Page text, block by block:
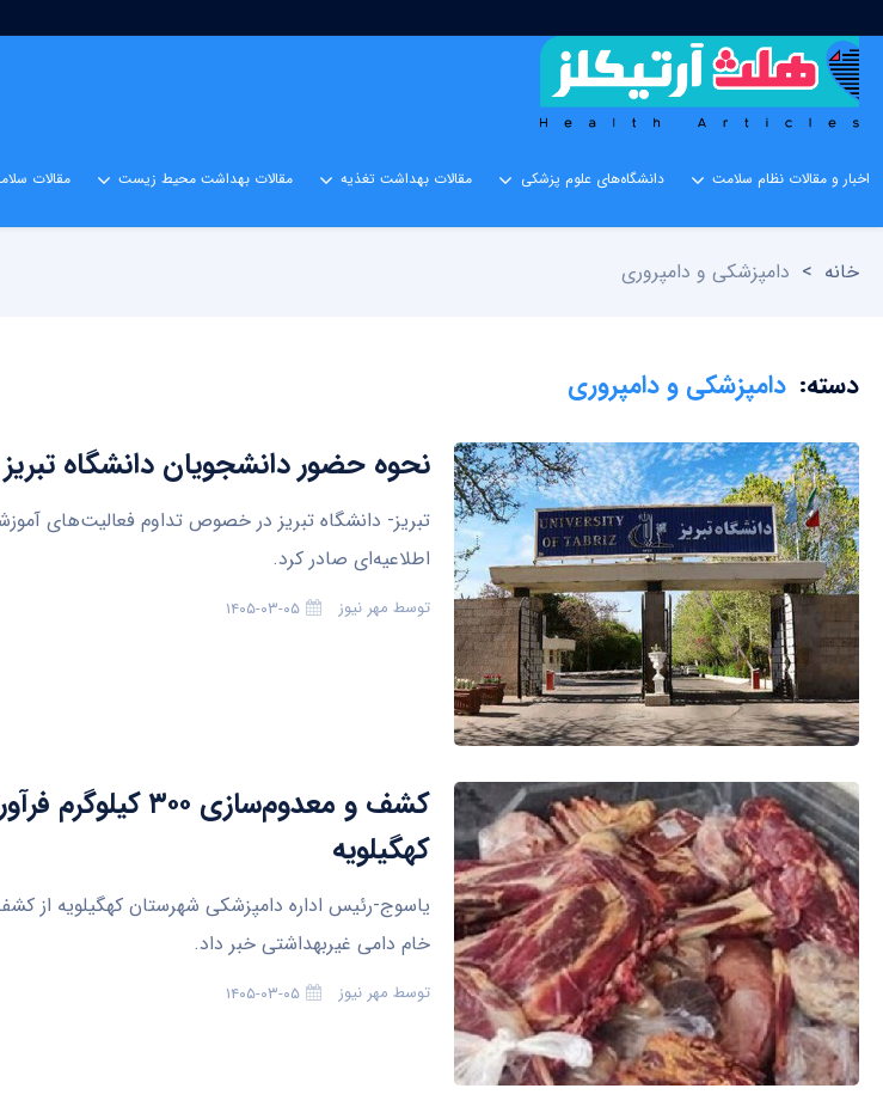
اخبار و مقالات نظام سلامت دانشگاه‌های علوم پزشکی مقالات بهداشت تغذیه مقالات بهداشت محیط زیست مقالات
خانه > دامپزشکی و دامپروری
دسته: دامپزشکی و دامپروری
نحوه حضور دانشجویان دانشگاه
تبریز- دانشگاه تبریز در خصوص تداوم فعالیت‌های
اطلاعیه‌ای صادر کرد.
توسط مهر نیوز ۱۴۰۵-۰۳-۰۵
کشف و معدوم‌سازی
کهگیلویه
خام دامی غیربهداشتی خبر داد.
توسط مهر نیوز ۱۴۰۵-۰۳-۰۵